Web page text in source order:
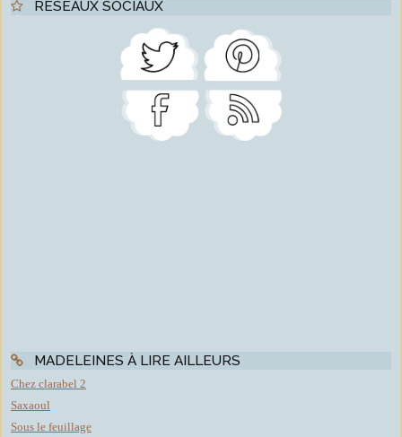
RÉSEAUX SOCIAUX
MADELEINES À LIRE AILLEURS
Chez clarabel 2
Saxaoul
Sous le feuillage